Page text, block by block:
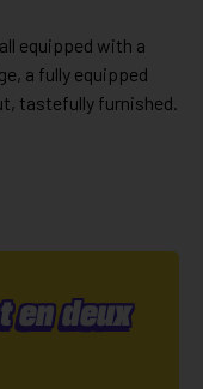
equipped with a
a fully equipped
tastefully furnished.
en deux